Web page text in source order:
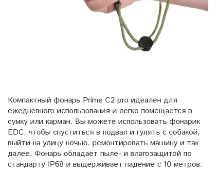
Компактный фонарь Prime C2 pro идеален для
ежедневного использования и легко помещается в
сумку или карман. Вы можете использовать фонарик
EDC, чтобы спуститься в подвал и гулять с собакой,
выйти на улицу ночью, ремонтировать машину и так
далее. Фонарь обладает пыле- и влагозащитой по
стандарту IP68 и выдерживает падение с 10 метров.